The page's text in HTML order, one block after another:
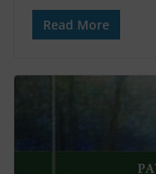
Read More